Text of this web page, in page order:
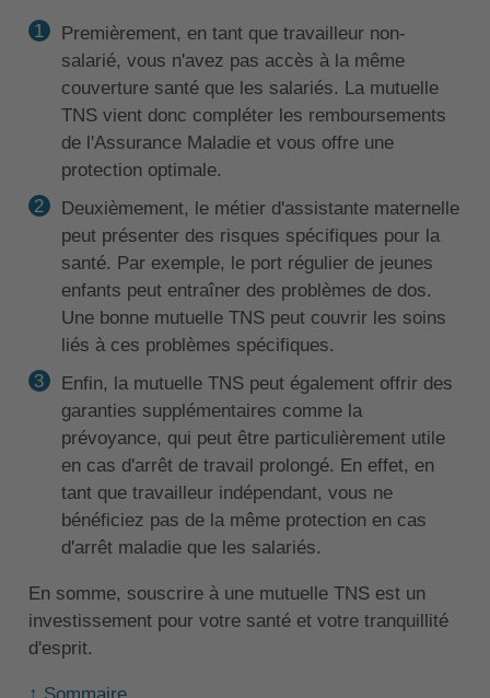
Premièrement, en tant que travailleur non-
salarié, vous n'avez pas accès à la même
couverture santé que les salariés. La mutuelle
TNS vient donc compléter les remboursements
de l'Assurance Maladie et vous offre une
protection optimale.
Deuxièmement, le métier d'assistante maternelle
peut présenter des risques spécifiques pour la
santé. Par exemple, le port régulier de jeunes
enfants peut entraîner des problèmes de dos.
Une bonne mutuelle TNS peut couvrir les soins
liés à ces problèmes spécifiques.
Enfin, la mutuelle TNS peut également offrir des
garanties supplémentaires comme la
prévoyance, qui peut être particulièrement utile
en cas d'arrêt de travail prolongé. En effet, en
tant que travailleur indépendant, vous ne
bénéficiez pas de la même protection en cas
d'arrêt maladie que les salariés.
En somme, souscrire à une mutuelle TNS est un
investissement pour votre santé et votre tranquillité
d'esprit.